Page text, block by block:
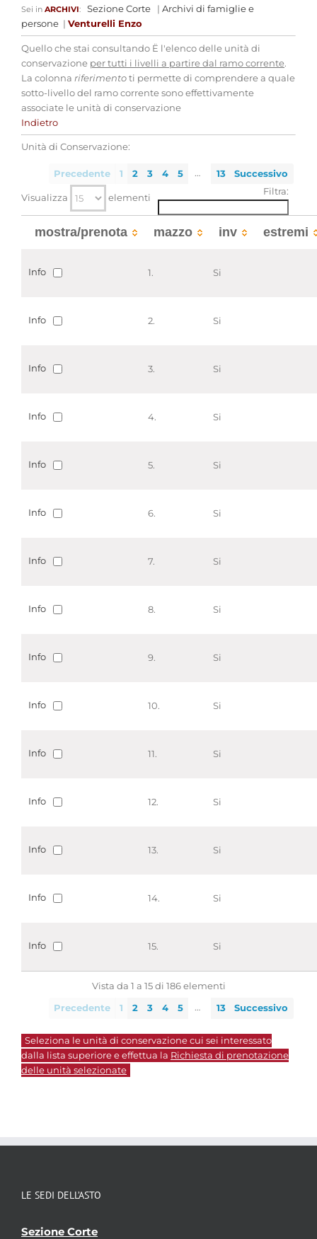
Sei in ARCHIVI: Sezione Corte | Archivi di famiglie e
persone | Venturelli Enzo
Quello che stai consultando Ë l'elenco delle unità di
conservazione per tutti i livelli a partire dal ramo corrente.
La colonna riferimento ti permette di comprendere a quale
sotto-livello del ramo corrente sono effettivamente
associate le unità di conservazione
Indietro
Unità di Conservazione:
Precedente 1 2 3 4 5 … 13 Successivo
Visualizza elementi
Filtra:
mostra/prenota mazzo inv estremi
Info 1. Si
Info 2. Si
Info 3. Si
Info 4. Si
Info 5. Si
Info 6. Si
Info 7. Si
Info 8. Si
Info 9. Si
Info 10. Si
Info 11. Si
Info 12. Si
Info 13. Si
Info 14. Si
Info 15. Si
Vista da 1 a 15 di 186 elementi
Precedente 1 2 3 4 5 … 13 Successivo
Seleziona le unità di conservazione cui sei interessato
dalla lista superiore e effettua la Richiesta di prenotazione
delle unità selezionate
LE SEDI DELL’ASTO
Sezione Corte